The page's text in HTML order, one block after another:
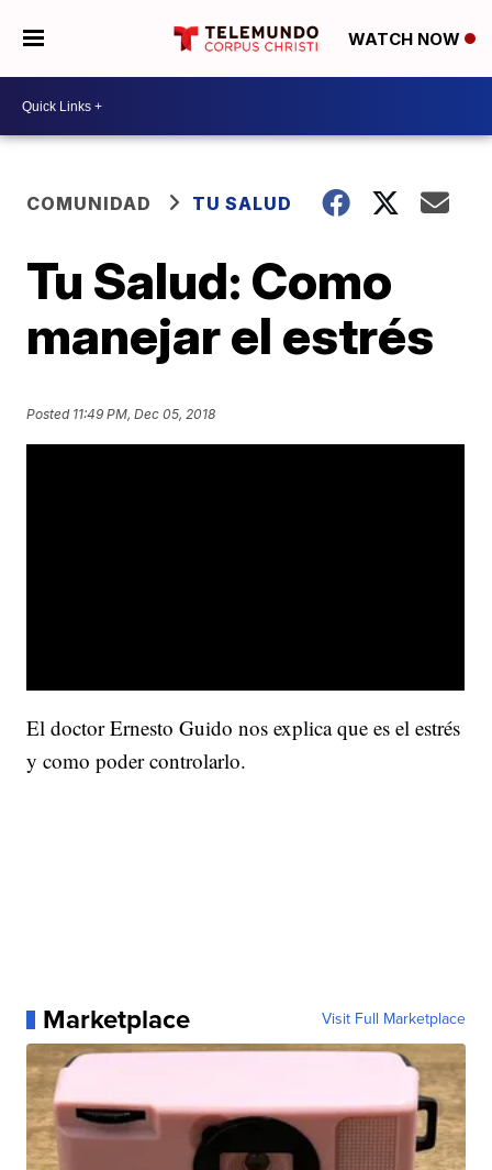
WATCH NOW
COMUNIDAD TU SALUD
Tu Salud: Como
manejar el estrés
Posted 11:49 PM, Dec 05, 2018
El doctor Ernesto Guido nos explica que es el estrés
y como poder controlarlo.
Marketplace Visit Full Marketplace